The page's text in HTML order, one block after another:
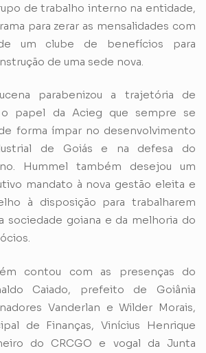
de trabalho interno na entidade,
para zerar as mensalidades com
um clube de benefícios para
de uma sede nova.
parabenizou a trajetória de
papel da Acieg que sempre se
forma ímpar no desenvolvimento
de Goiás e na defesa do
Hummel também desejou um
mandato à nova gestão eleita e
à disposição para trabalharem
sociedade goiana e da melhoria do
contou com as presenças do
Caiado, prefeito de Goiânia
Vanderlan e Wilder Morais,
de Finanças, Vinícius Henrique
do CRCGO e vogal da Junta